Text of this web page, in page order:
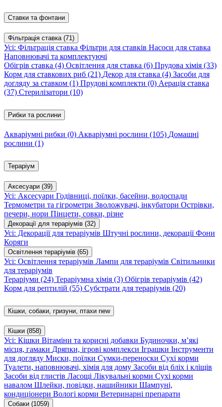
Ставки та фонтани
Фільтрація ставка (71)
Усі: Фільтрація ставка Фільтри для ставків Насоси для ставка
Наповнювачі та комплектуючі
Обігрів ставка (4) Освітлення для ставка (6) Прудова хімія (33)
Корм для ставкових риб (21) Декор для ставка (4) Засоби для
догляду за ставком (1) Прудові комплекти (0) Аерація ставка
(37) Стерилізатори (10)
Рибки та рослини
Акваріумні рибки (0) Акваріумні рослини (105) Домашні
рослини (1)
Тераріум
Аксесуари (39)
Усі: Аксесуари Годівниці, поїлки, басейни, водоспади
Термометри та гігрометри Зволожувачі, інкубатори Острівки,
печери, нори Пінцети, совки, різне
Декорації для тераріумів (32)
Усі: Декорації для тераріумів Штучні рослини, декораціїФони
Коряги
Освітлення тераріумів (65)
Усі: Освітлення тераріумів Лампи для тераріумів Світильники
для тераріумів
Тераріуми (24) Тераріумна хімія (3) Обігрів тераріумів (42)
Корм для рептилій (55) Субстрати для тераріумів (20)
Кішки, собаки, гризуни, птахи new
Кішки (858)
Усі: Кішки Вітаміни та корисні добавки Будиночки, м’які
місця, гамаки Дряпки, ігрові комплекси Іграшки Інструменти
для догляду Миски, поїлки Сумки-переноски Сухі корми
Туалети, наповнювачі, хімія для дому Засоби від бліх і кліщів
Засоби від глистів Ласощі Лікувальні корми Сухі корми
навалом Шлейки, повідки, нашийники Шампуні,
кондиціонери Вологі корми Ветеринарні препарати
Собаки (1059)